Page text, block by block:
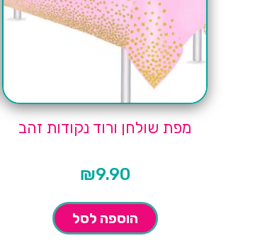
מפת שולחן ורוד נקודות זהב
₪9.90
הוספה לסל